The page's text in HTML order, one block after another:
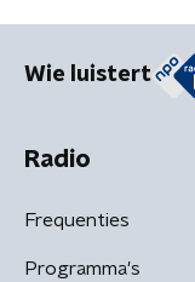
Wie luistert
Radio
Frequenties
Programma's